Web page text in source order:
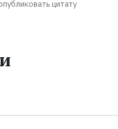
цитату